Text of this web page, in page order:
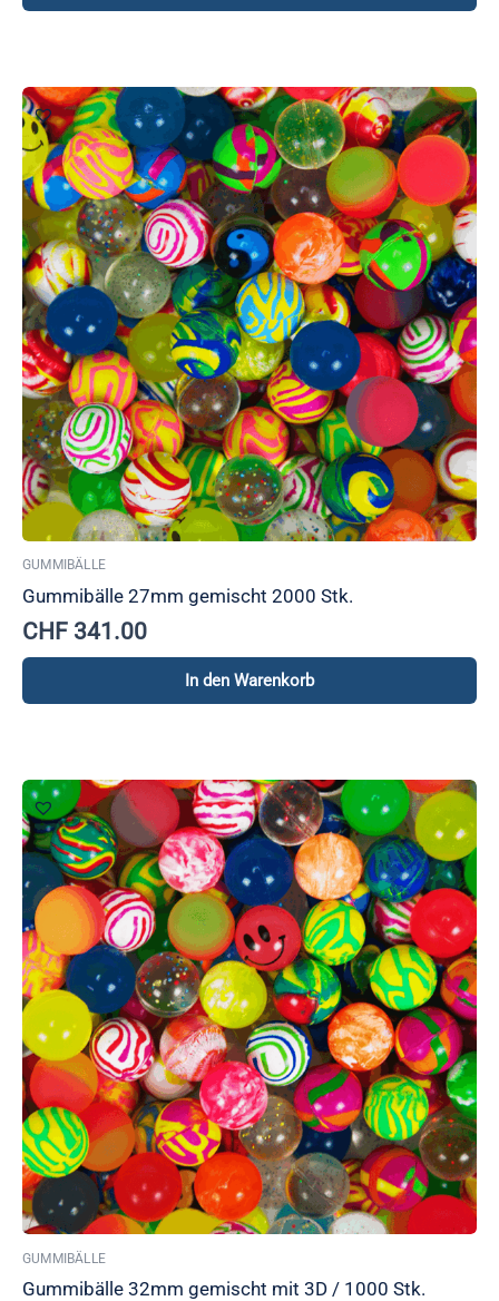
GUMMIBÄLLE
Gummibälle 27mm gemischt 2000 Stk.
CHF 341.00
In den Warenkorb
GUMMIBÄLLE
Gummibälle 32mm gemischt mit 3D / 1000 Stk.